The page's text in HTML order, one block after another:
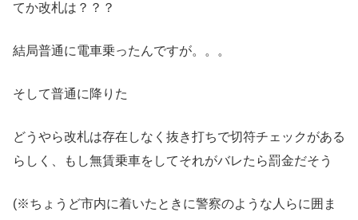
てか改札は？？？
結局普通に電車乗ったんですが。。。
そして普通に降りた
どうやら改札は存在しなく抜き打ちで切符チェックがある
らしく、もし無賃乗車をしてそれがバレたら罰金だそう
(※ちょうど市内に着いたときに警察のような人らに囲ま